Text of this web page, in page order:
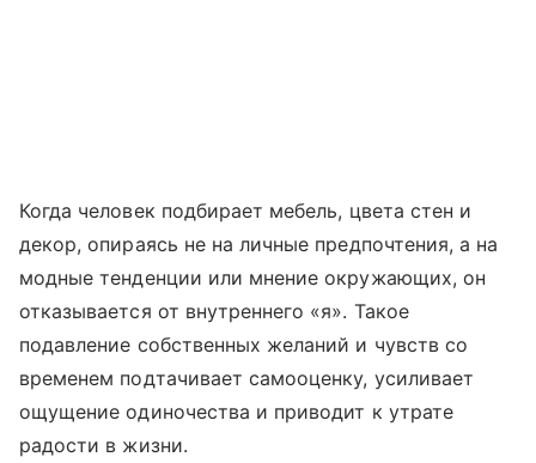
Когда человек подбирает мебель, цвета стен и
декор, опираясь не на личные предпочтения, а на
модные тенденции или мнение окружающих, он
отказывается от внутреннего «я». Такое
подавление собственных желаний и чувств со
временем подтачивает самооценку, усиливает
ощущение одиночества и приводит к утрате
радости в жизни.